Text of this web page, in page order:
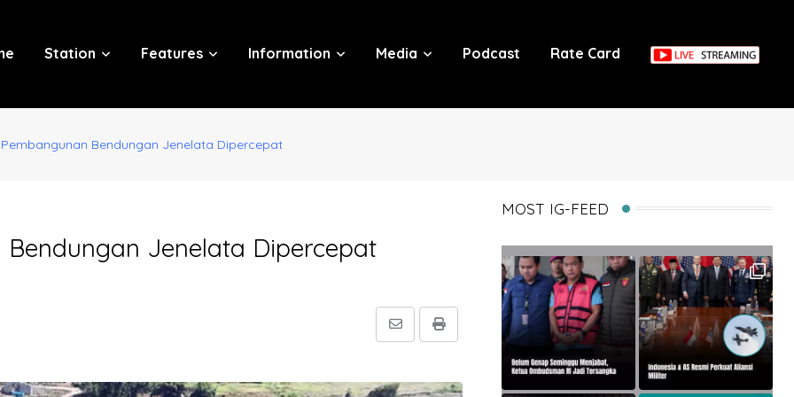
Station Features Information Media Podcast Rate Card
Bendungan Jenelata Dipercepat
Jenelata Dipercepat
Print
Share
MOST IG-FEED